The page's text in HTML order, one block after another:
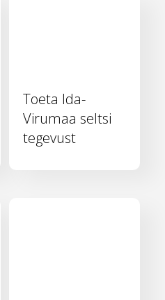
Toeta Ida-
Virumaa seltsi
tegevust